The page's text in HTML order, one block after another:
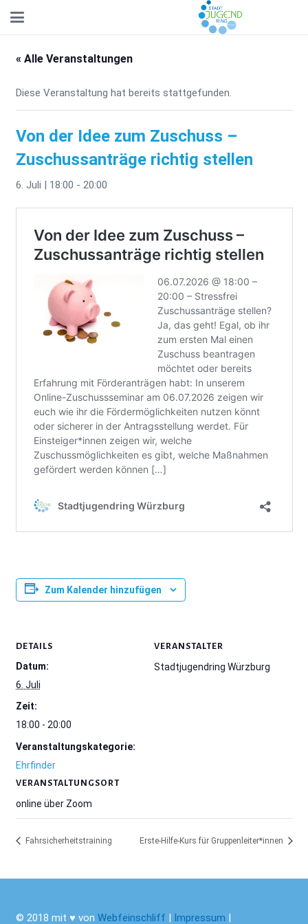
« Alle Veranstaltungen
Diese Veranstaltung hat bereits stattgefunden.
Von der Idee zum Zuschuss –
Zuschussanträge richtig stellen
6. Juli | 18:00 - 20:00
Zum Kalender hinzufügen
DETAILS
Datum:
6. Juli
Zeit:
18:00 - 20:00
Veranstaltungskategorie:
Ehrfinder
VERANSTALTUNGSORT
online über Zoom
VERANSTALTER
Stadtjugendring Würzburg
Fahrsicherheitstraining Erste-Hilfe-Kurs für Gruppenleiter*innen
© 2018 mit ♥ von Webfeinschliff Impressum